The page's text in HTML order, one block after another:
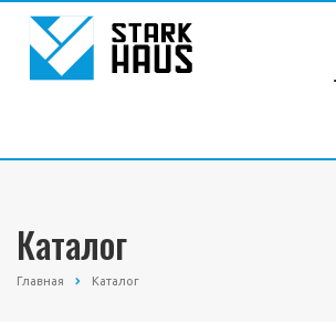
Каталог
Главная Каталог